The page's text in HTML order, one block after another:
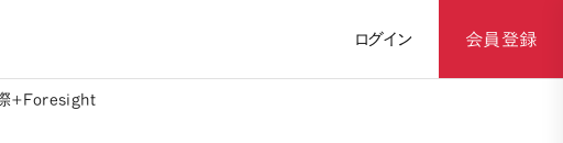
ログイン 会員登録
+Foresight